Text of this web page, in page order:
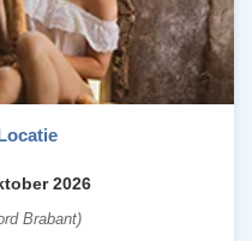
2026
Brabant)